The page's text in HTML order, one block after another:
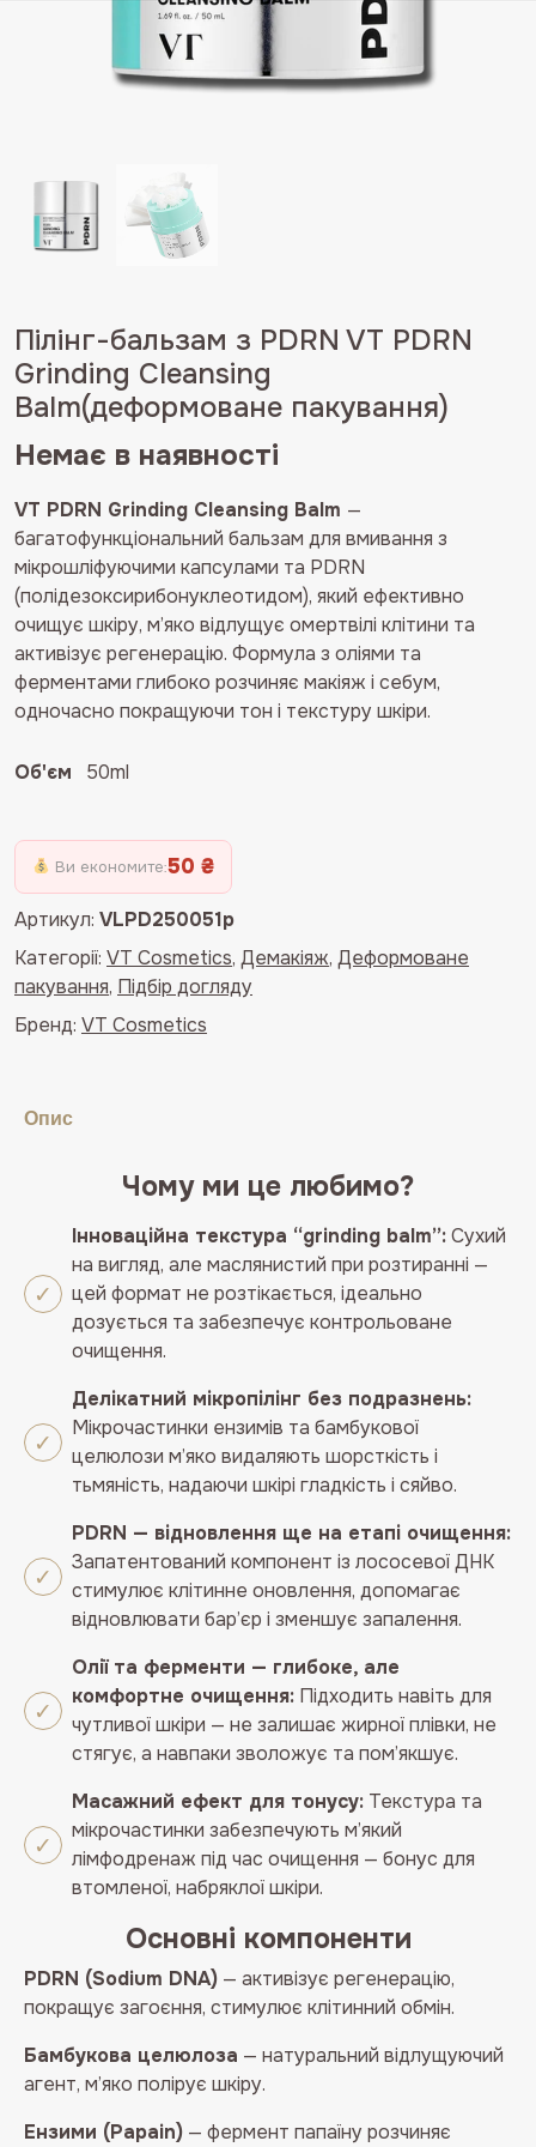
Пілінг-бальзам з PDRN VT PDRN
Grinding Cleansing
Balm(деформоване пакування)
Немає в наявності
VT PDRN Grinding Cleansing Balm —
багатофункціональний бальзам для вмивання з
мікрошліфуючими капсулами та PDRN
(полідезоксирибонуклеотидом), який ефективно
очищує шкіру, м’яко відлущує омертвілі клітини та
активізує регенерацію. Формула з оліями та
ферментами глибоко розчиняє макіяж і себум,
одночасно покращуючи тон і текстуру шкіри.
Об'єм 50ml
Ви економите:50 ₴
Артикул: VLPD250051p
Категорії: VT Cosmetics, Демакіяж, Деформоване
пакування, Підбір догляду
Бренд: VT Cosmetics
Опис
Чому ми це любимо?
Інноваційна текстура “grinding balm”:Сухий
на вигляд, але маслянистий при розтиранні —
цей формат не розтікається, ідеально
дозується та забезпечує контрольоване
очищення.
Делікатний мікропілінг без подразнень:
Мікрочастинки ензимів та бамбукової
целюлози м’яко видаляють шорсткість і
тьмяність, надаючи шкірі гладкість і сяйво.
PDRN — відновлення ще на етапі очищення:
Запатентований компонент із лососевої ДНК
стимулює клітинне оновлення, допомагає
відновлювати бар’єр і зменшує запалення.
Олії та ферменти — глибоке, але
комфортне очищення: Підходить навіть для
чутливої шкіри — не залишає жирної плівки, не
стягує, а навпаки зволожує та пом’якшує.
Масажний ефект для тонусу: Текстура та
мікрочастинки забезпечують м’який
лімфодренаж під час очищення — бонус для
втомленої, набряклої шкіри.
Основні компоненти
PDRN (Sodium DNA) — активізує регенерацію,
покращує загоєння, стимулює клітинний обмін.
Бамбукова целюлоза — натуральний відлущуючий
агент, м’яко полірує шкіру.
Ензими (Papain) — фермент папаїну розчиняє